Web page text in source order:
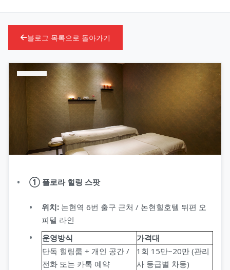
블로그 목록으로 돌아가기
① 플로라 힐링 스팟
위치: 논현역 6번 출구 근처 / 논현힐호텔 뒤편 오
피텔 라인
운영방식
가격대
단독 힐링룸 + 개인 공간 /
전화 또는 카톡 예약
1회 15만~20만 (관리
사 등급별 차등)